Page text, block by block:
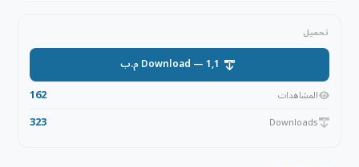
تحميل
Download — 1,1 م.ب
المشاهدات 162
Downloads
323